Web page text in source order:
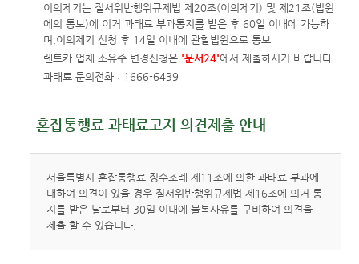
이의제기는 질서위반행위규제법 제20조(이의제기) 및 제21조(법원
에의 통보)에 이거 과태료 부과통지를 받은 후 60일 이내에 가능하
며,이의제기 신청 후 14일 이내에 관할법원으로 통보
렌트카 업체 소유주 변경신청은 '문서24'에서 제출하시기 바랍니다.
과태료 문의전화 : 1666-6439
혼잡통행료 과태료고지 의견제출 안내
서울특별시 혼잡통행료 징수조례 제11조에 의한 과태료 부과에
대하여 의견이 있을 경우 질서위반행위규제법 제16조에 의거 통
지를 받은 날로부터 30일 이내에 불복사유를 구비하여 의견을
제출 할 수 있습니다.